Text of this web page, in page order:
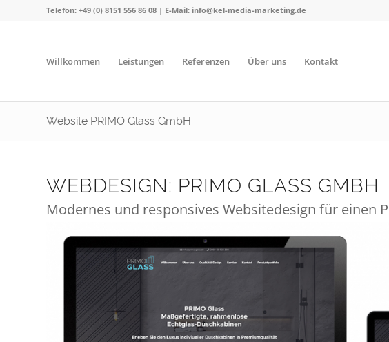
Telefon: +49 (0) 8151 556 86 08 | E-Mail: info@kel-media-marketing.de
Willkommen Leistungen Referenzen Über uns Kontakt
Website PRIMO Glass GmbH
WEBDESIGN: PRIMO GLASS GMBH
Modernes und responsives Websitedesign für